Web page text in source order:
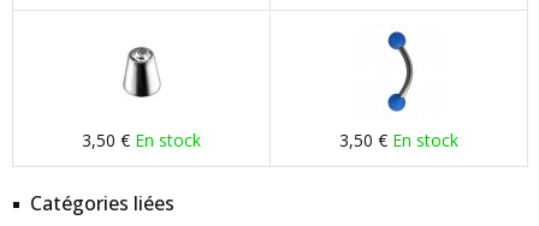
3,50 € En stock 3,50 € En stock
Catégories liées